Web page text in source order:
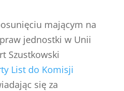
mającym na
jednostki w Unii
Szustkowski
List do Komisji
się za